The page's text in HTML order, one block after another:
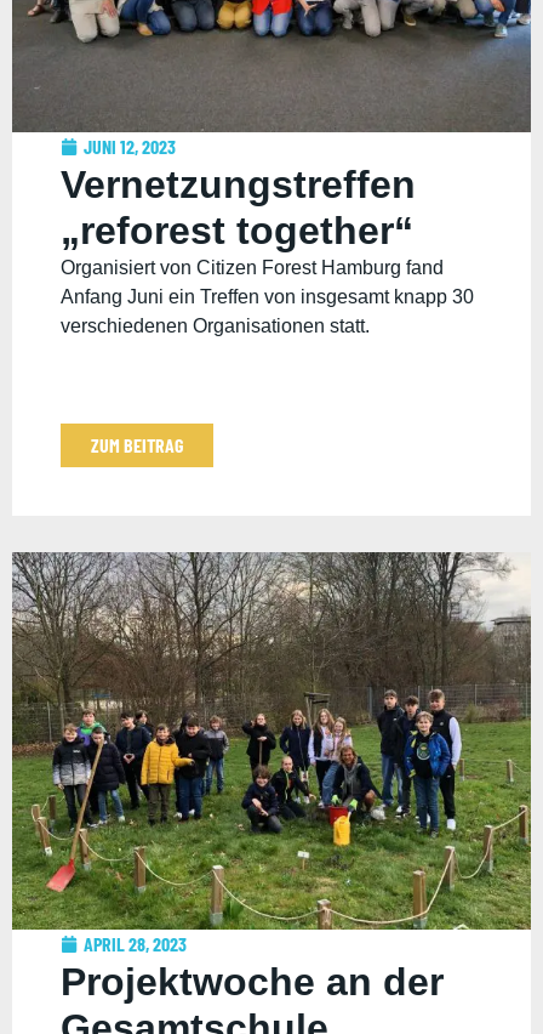
JUNI 12, 2023
Vernetzungstreffen
„reforest together“
Organisiert von Citizen Forest Hamburg fand
Anfang Juni ein Treffen von insgesamt knapp 30
verschiedenen Organisationen statt.
ZUM BEITRAG
APRIL 28, 2023
Projektwoche an der